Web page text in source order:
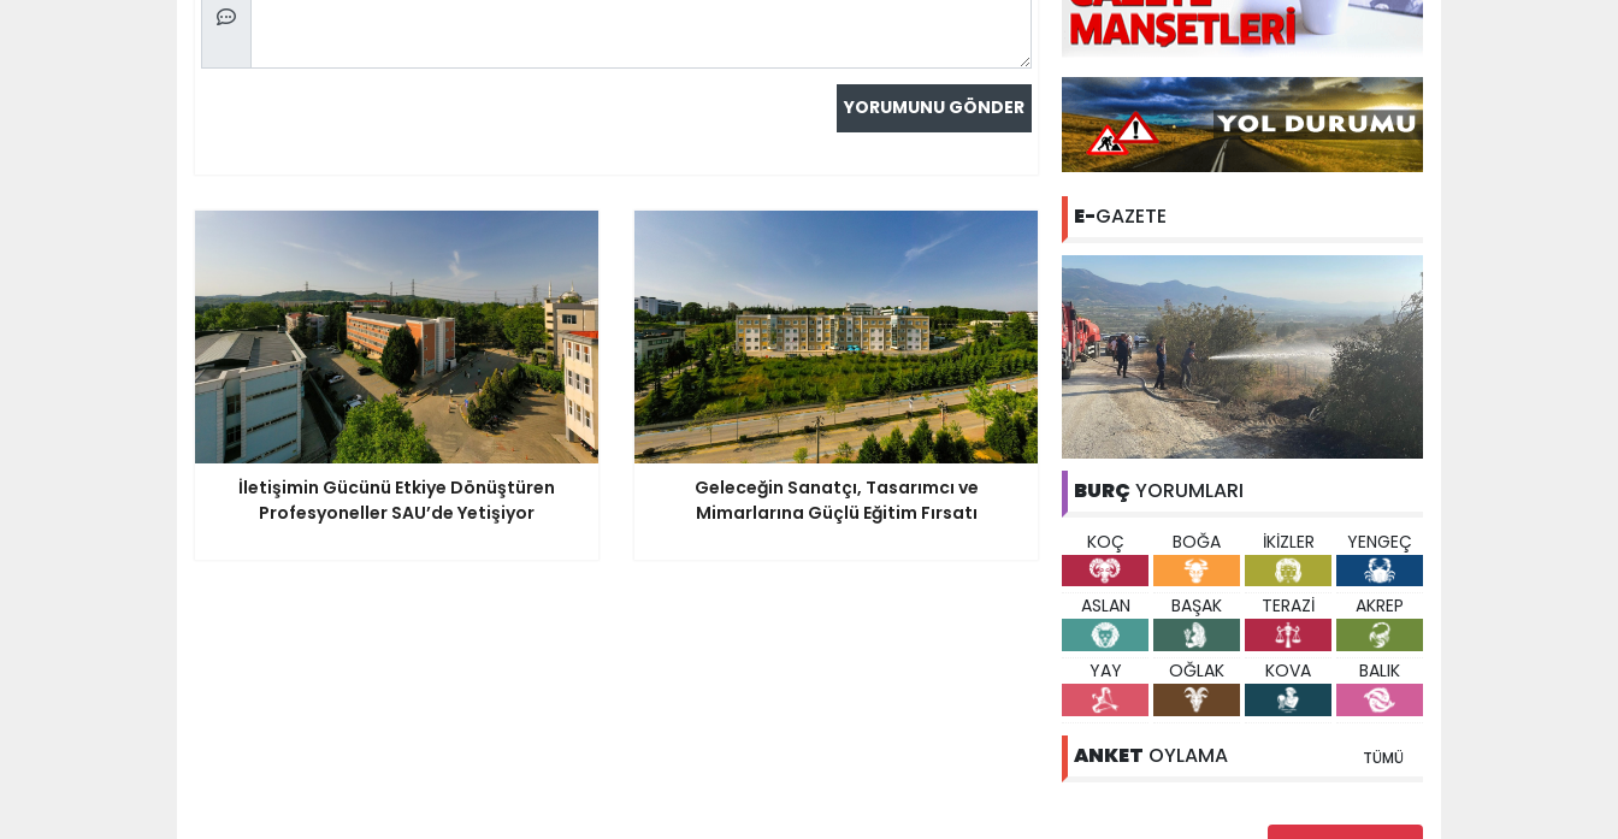
İletişimin Gücünü Etkiye Dönüştüren
Profesyoneller SAU’de Yetişiyor
Geleceğin Sanatçı, Tasarımcı ve
Mimarlarına Güçlü Eğitim Fırsatı
E-GAZETE
BURÇ YORUMLARI
KOÇ BOĞA İKİZLER YENGEÇ
ASLAN BAŞAK TERAZİ AKREP
YAY OĞLAK KOVA BALIK
ANKET OYLAMA TÜMÜ